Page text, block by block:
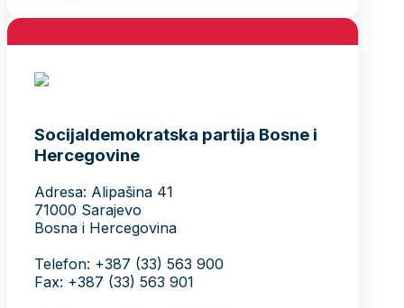
Socijaldemokratska partija Bosne i
Hercegovine
Adresa: Alipašina 41
71000 Sarajevo
Bosna i Hercegovina
Telefon: +387 (33) 563 900
Fax: +387 (33) 563 901